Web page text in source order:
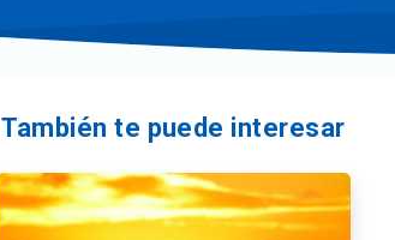
También te puede interesar